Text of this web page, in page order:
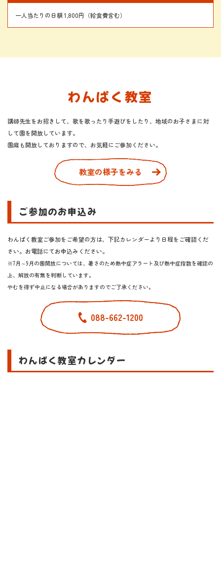
一人当たりの日額 1,800円（給食費含む）
わんぱく教室
講師先生をお招きして、歌を歌ったり手遊びをしたり、地域のお子さまに対
して園を開放しています。
​​​​​​​園庭も開放しておりますので、お気軽にご参加ください。
教室の様子をみる
ご参加のお申込み
わんぱく教室ご参加をご希望の方は、下記カレンダーより日程をご確認くだ
さい。お電話にてお申込みください。
※7月～9月の園開放については、暑さのため熱中症アラート及び熱中症指数を確認の
上、解放の有無を判断しています。
やむを得ず中止になる場合がありますのでご了承ください。
088-662-1200
わんぱく教室カレンダー